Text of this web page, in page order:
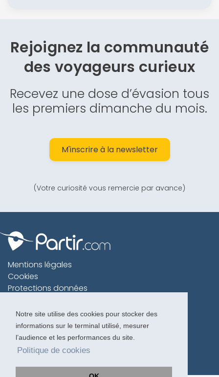
Notre site utilise des cookies pour stocker des
informations sur le terminal utilisé, mesurer
l’audience et les performances du site.
Politique de cookies
Rejoignez la communauté
desvoyageurs curieux
Recevez une dose d’évasion tous
les premiers dimanche du mois.
M'inscrire à la newsletter
(Votre curiosité vous remercie par avance)
Mentions légales
Cookies
Protections données
Charte voyageur
Copyright 1996-2026